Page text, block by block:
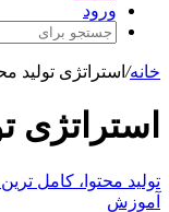
ورود
خانه/ استراتژی تولید
استراتژی
توليد محتوا، کامل ترین
آموزش